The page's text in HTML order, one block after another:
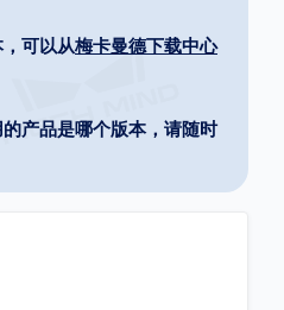
可以从梅卡曼德下载中心
产品是哪个版本，请随时